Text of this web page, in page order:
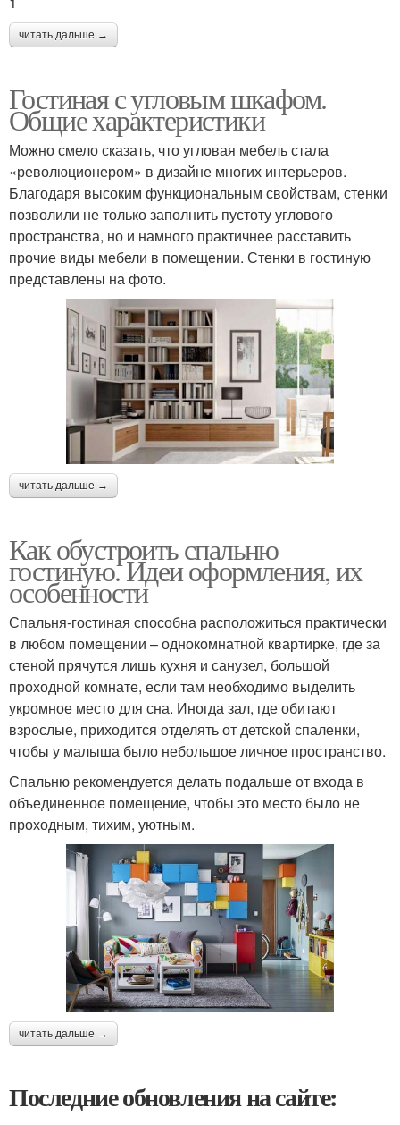
читать дальше →
Гостиная с угловым шкафом.
Общие характеристики
Можно смело сказать, что угловая мебель стала
«революционером» в дизайне многих интерьеров.
Благодаря высоким функциональным свойствам, стенки
позволили не только заполнить пустоту углового
пространства, но и намного практичнее расставить
прочие виды мебели в помещении. Стенки в гостиную
представлены на фото.
читать дальше →
Как обустроить спальню
гостиную. Идеи оформления, их
особенности
Спальня-гостиная способна расположиться практически
в любом помещении – однокомнатной квартирке, где за
стеной прячутся лишь кухня и санузел, большой
проходной комнате, если там необходимо выделить
укромное место для сна. Иногда зал, где обитают
взрослые, приходится отделять от детской спаленки,
чтобы у малыша было небольшое личное пространство.
Спальню рекомендуется делать подальше от входа в
объединенное помещение, чтобы это место было не
проходным, тихим, уютным.
читать дальше →
Последние обновления на сайте: